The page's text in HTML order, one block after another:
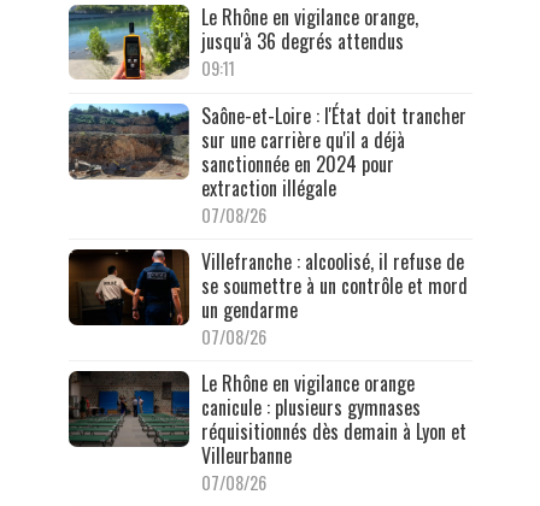
Le Rhône en vigilance orange,
jusqu'à 36 degrés attendus
09:11
Saône-et-Loire : l'État doit trancher
sur une carrière qu'il a déjà
sanctionnée en 2024 pour
extraction illégale
07/08/26
Villefranche : alcoolisé, il refuse de
se soumettre à un contrôle et mord
un gendarme
07/08/26
Le Rhône en vigilance orange
canicule : plusieurs gymnases
réquisitionnés dès demain à Lyon et
Villeurbanne
07/08/26